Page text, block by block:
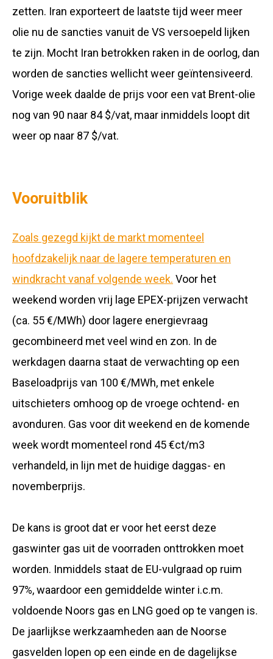
zetten. Iran exporteert de laatste tijd weer meer
olie nu de sancties vanuit de VS versoepeld lijken
te zijn. Mocht Iran betrokken raken in de oorlog, dan
worden de sancties wellicht weer geïntensiveerd.
Vorige week daalde de prijs voor een vat Brent-olie
nog van 90 naar 84 $/vat, maar inmiddels loopt dit
weer op naar 87 $/vat.
Vooruitblik
Zoals gezegd kijkt de markt momenteel
hoofdzakelijk naar de lagere temperaturen en
windkracht vanaf volgende week. Voor het
weekend worden vrij lage EPEX-prijzen verwacht
(ca. 55 €/MWh) door lagere energievraag
gecombineerd met veel wind en zon. In de
werkdagen daarna staat de verwachting op een
Baseloadprijs van 100 €/MWh, met enkele
uitschieters omhoog op de vroege ochtend- en
avonduren. Gas voor dit weekend en de komende
week wordt momenteel rond 45 €ct/m3
verhandeld, in lijn met de huidige daggas- en
novemberprijs.
De kans is groot dat er voor het eerst deze
gaswinter gas uit de voorraden onttrokken moet
worden. Inmiddels staat de EU-vulgraad op ruim
97%, waardoor een gemiddelde winter i.c.m.
voldoende Noors gas en LNG goed op te vangen is.
De jaarlijkse werkzaamheden aan de Noorse
gasvelden lopen op een einde en de dagelijkse